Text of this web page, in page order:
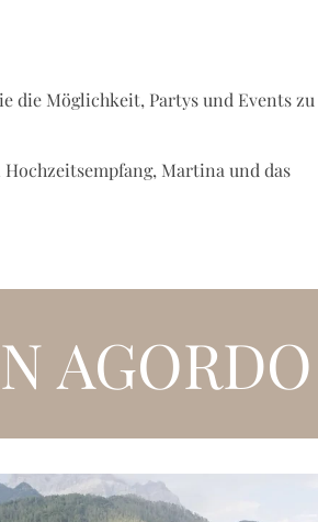
die Möglichkeit, Partys und Events zu
Martina und das
AGORDO